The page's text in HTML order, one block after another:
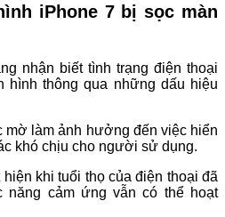
iPhone 7 bị sọc màn
nhận biết tình trạng điện thoại
hình thông qua những dấu hiệu
mờ làm ảnh hưởng đến việc hiển
khó chịu cho người sử dụng.
khi tuổi thọ của điện thoại đã
năng cảm ứng vẫn có thể hoạt